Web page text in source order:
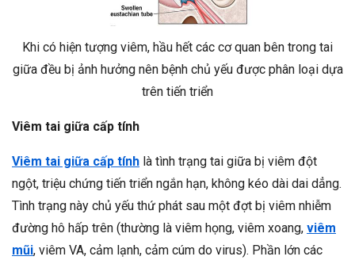
Khi có hiện tượng viêm, hầu hết các cơ quan bên trong tai
giữa đều bị ảnh hưởng nên bệnh chủ yếu được phân loại dựa
trên tiến triển
Viêm tai giữa cấp tính
Viêm tai giữa cấp tính là tình trạng tai giữa bị viêm đột
ngột, triệu chứng tiến triển ngắn hạn, không kéo dài dai dẳng.
Tình trạng này chủ yếu thứ phát sau một đợt bị viêm nhiễm
đường hô hấp trên (thường là viêm họng, viêm xoang, viêm
mũi, viêm VA, cảm lạnh, cảm cúm do virus). Phần lớn các